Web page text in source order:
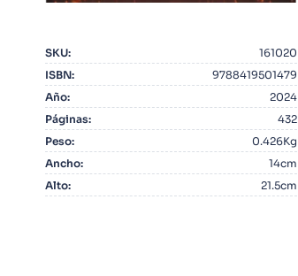
SKU:
161020
ISBN:
9788419501479
Año:
2024
Páginas:
432
Peso:
0.426Kg
Ancho:
14cm
Alto: 21.5cm